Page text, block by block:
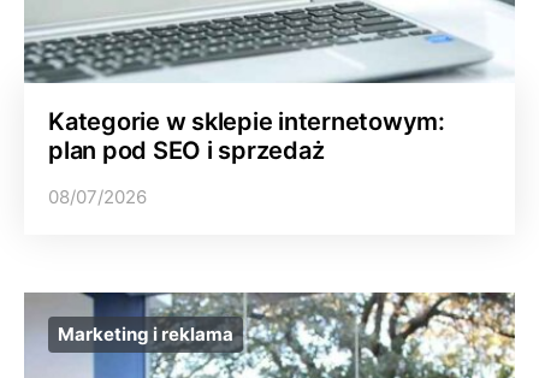
Kategorie w sklepie internetowym:
plan pod SEO i sprzedaż
08/07/2026
Marketing i reklama